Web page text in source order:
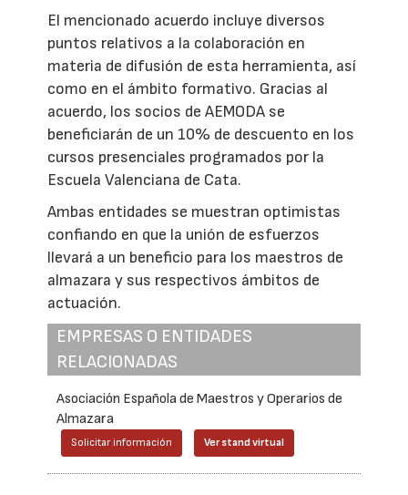
El mencionado acuerdo incluye diversos
puntos relativos a la colaboración en
materia de difusión de esta herramienta, así
como en el ámbito formativo. Gracias al
acuerdo, los socios de AEMODA se
beneficiarán de un 10% de descuento en los
cursos presenciales programados por la
Escuela Valenciana de Cata.
Ambas entidades se muestran optimistas
confiando en que la unión de esfuerzos
llevará a un beneficio para los maestros de
almazara y sus respectivos ámbitos de
actuación.
EMPRESAS O ENTIDADES
RELACIONADAS
Asociación Española de Maestros y Operarios de
Almazara
Solicitar información Ver stand virtual